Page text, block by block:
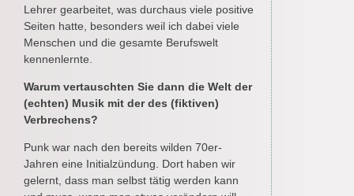
Lehrer gearbeitet, was durchaus viele positive
Seiten hatte, besonders weil ich dabei viele
Menschen und die gesamte Berufswelt
kennenlernte.
Warum vertauschten Sie dann die Welt der
(echten) Musik mit der des (fiktiven)
Verbrechens?
Punk war nach den bereits wilden 70er-
Jahren eine Initialzündung. Dort haben wir
gelernt, dass man selbst tätig werden kann